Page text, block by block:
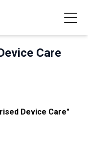
Care
Device Care"